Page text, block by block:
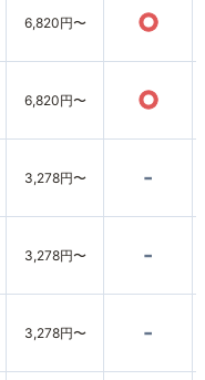
6,820円〜 ○
6,820円〜 ○
3,278円〜 -
3,278円〜 -
3,278円〜 -